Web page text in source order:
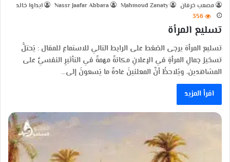
مصعب خرفان Mahmoud Zanaty
Nassr Jaafar Abbara
ابداوا خالد
356
تسليع المرأة
تسليع المرأة يرجى الضغط على الرابط التالي للاستماع للمقال : يَحتلُّ
تسخيرُ جمالِ المرأةِ في الإعلانِ مكانةً مهمةً في التأثيرِ النفسيِّ على
المشاهدين، ويُلاحظُ أنَّ المعلنينَ عادةً ما يَسعونَ إلى…
اقرأ المزيد